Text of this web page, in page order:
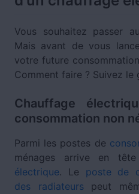
Vous souhaitez passer
Mais avant de vous
votre future
Comment faire ? Suivez le
Chauffage
consommation non
Parmi les postes de
ménages arrive en
électrique. Le poste de
des radiateurspeut